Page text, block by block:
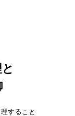
すること